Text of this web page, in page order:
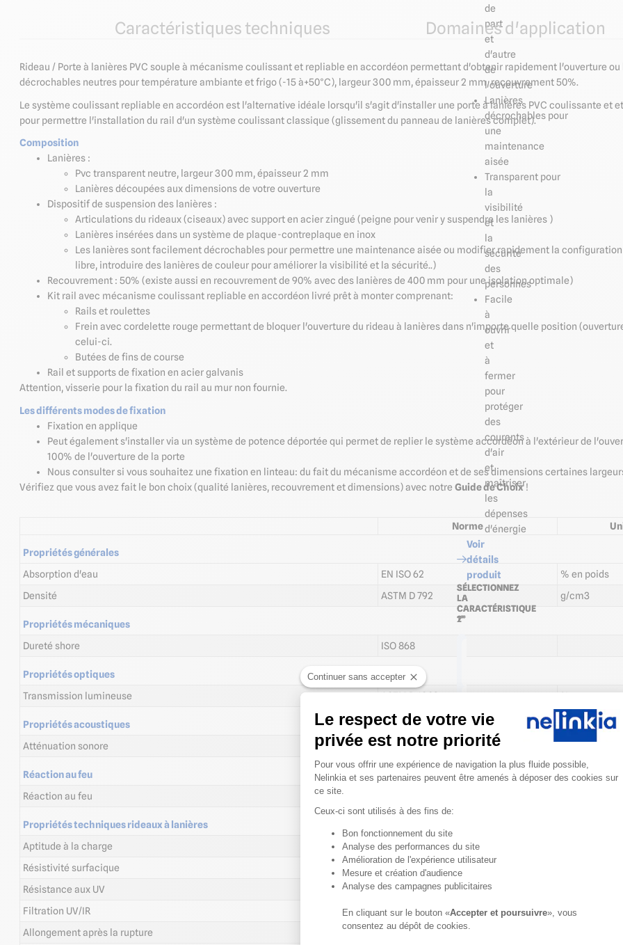
de
part
et
d'autre
de
l'ouverture
Lanières
décrochables pour
une
maintenance
aisée
Transparent pour
la
visibilité
et
la
sécurité
des
personnes
Facile
à
ouvrir
et
à
fermer
pour
protéger
des
courants
d'air
et
maîtriser
les
dépenses
d'énergie
Voir
détails
produit
SÉLECTIONNEZ
LA
CARACTÉRISTIQUE
1*
2500 à
mm
Largeur
2900 à
mm
Largeur
mm
SÉLECTIONNEZ
LA
CARACTÉRISTIQUE
2*
mm
Hauteur
mm
Affecter
à une
-
complémentaires
:
Caractéristiques techniques Domaines d'application
Rideau / Porte à lanières PVC souple à mécanisme coulissant et repliable en accordéon permettant d'obtenir rapidement l'ouverture
décrochables neutres pour température ambiante et frigo (-15 à+50°C), largeur 300 mm, épaisseur 2 mm, recouvrement 50%.
Le système coulissant repliable en accordéon est l'alternative idéale lorsqu'il s'agitd'installer une porte à lanières PVC coulissante et
pour permettre l'installation du rail d'un système coulissant classique (glissement du panneau de lanières complet).
Composition
Lanières :
Pvc transparent neutre, largeur 300 mm, épaisseur 2 mm
Lanières découpées aux dimensions de votre ouverture
Dispositif de suspension des lanières :
Articulations du rideaux (ciseaux) avec support en acier zingué (peigne pour venir y suspendre les lanières )
Lanières insérées dans un système de plaque-contreplaque en inox
Les lanières sont facilement décrochables pour permettre une maintenance aisée ou modifier rapidement la
libre, introduire des lanières de couleur pour améliorer la visibilité et la sécurité..)
Recouvrement : 50% (existe aussi en recouvrement de 90% avec des lanières de 400 mm pour une isolation optimale)
Kit rail avec mécanisme coulissant repliable en accordéon livré prêt à monter comprenant:
Rails et roulettes
Frein avec cordelette rouge permettant de bloquer l'ouverture du rideau à lanières dans n'importe quelle position
celui-ci.
Butées de fins de course
Rail et supports de fixation en acier galvanis
Attention, visserie pour la fixation du rail au mur non fournie.
Les différents modes de fixation
Fixation en applique
Peut également s'installer via un système de potence déportée qui permet de replier le système accordéon à l'extérieur de
100% de l'ouverture de la porte
Nous consulter si vous souhaitez une fixation en linteau: du fait du mécanisme accordéon et de ses dimensions certaines
Vérifiez que vous avez fait le bon choix (qualité lanières, recouvrement et dimensions) avec notre Guide de Choix!
Norme
Propriétés générales
Absorption d'eau
EN ISO 62 % en poids
Densité
ASTM D 792 g/cm3
Propriétés mécaniques
Dureté shore
ISO 868
Propriétés optiques
Transmission lumineuse
ASTM D 1003 %
Propriétés acoustiques
Atténuation sonore
DIN 52210
Réaction au feu
Réaction au feu
Propriétés techniques rideaux à lanières
Aptitude à la charge
IEC 61087
Résistivité surfacique
IEC 60093
Résistance aux UV
ISO 4892
Filtration UV/IR
EN 1598
Filtre
Allongement après la rupture
ATSM D 638 / EN ISO 527
Continuer sans accepter
Le respect de votre vie
privée est notre priorité
Plateforme de Gestion du
Pour vous offrir une expérience de navigation la plus fluide possible,
Nelinkia et ses partenaires peuvent être amenés à déposer des cookies sur
ce site.
Ceux-ci sont utilisés à des fins de:
Bon fonctionnement du site
Analyse des performances du site
Amélioration de l'expérience utilisateur
Mesure et création d'audience
Analyse des campagnes publicitaires
En cliquant sur le bouton «Accepter et poursuivre», vous
consentez au dépôt de cookies.
Axeptio consent